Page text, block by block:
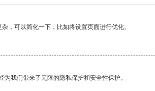
，可以简化一下，比如将设置页面进行优化。
为我们带来了无限的隐私保护和安全性保护。